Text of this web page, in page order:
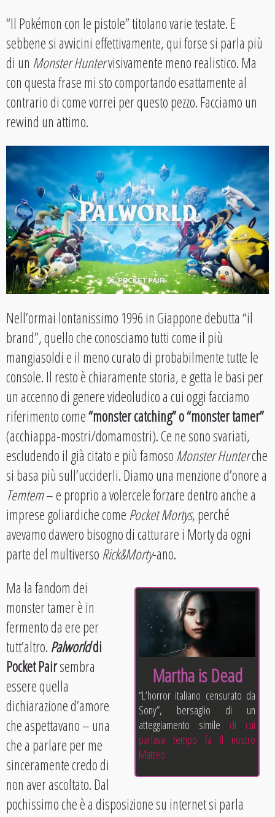
“Il Pokémon con le pistole” titolano varie testate. E
sebbene si avvicini effettivamente, qui forse si parla più
di un Monster Huntervisivamente meno realistico. Ma
con questa frase mi sto comportando esattamente al
contrario di come vorrei per questo pezzo. Facciamo un
rewind un attimo.
Nell’ormai lontanissimo 1996 in Giappone debutta “il
brand”, quello che conosciamo tutti come il più
mangiasoldi e il meno curato di probabilmente tutte le
console. Il resto è chiaramente storia, e getta le basi per
un accenno di genere videoludico a cui oggi facciamo
riferimento come“monster catching” o “monster tamer”
(acchiappa-mostri/domamostri). Ce ne sono svariati,
escludendo il già citato e più famoso Monster Hunterche
si basa più sull’ucciderli. Diamo una menzione d’onore a
Temtem– e proprio a volercele forzare dentro anche a
imprese goliardiche come Pocket Mortys, perché
avevamo davvero bisogno di catturare i Morty da ogni
parte del multiverso Rick&Morty-ano.
Martha is Dead
“L’horror italiano censurato da
Sony”, bersaglio di un
atteggiamento simile di cui
parlava tempo fa il nostro
Matteo
Ma la fandom dei
monster tamer è in
fermento da ere per
tutt’altro.Palworlddi
Pocket Pairsembra
essere quella
dichiarazione d’amore
che aspettavano – una
che a parlare per me
sinceramente credo di
non aver ascoltato. Dal
pochissimo che è a disposizione su internet si parla